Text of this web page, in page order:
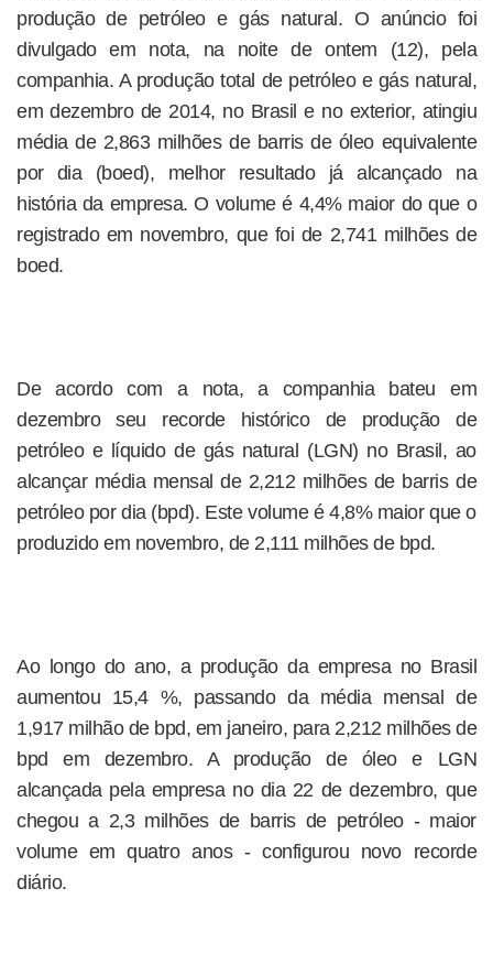
produção de petróleo e gás natural. O anúncio foi
divulgado em nota, na noite de ontem (12), pela
companhia. A produção total de petróleo e gás natural,
em dezembro de 2014, no Brasil e no exterior, atingiu
média de 2,863 milhões de barris de óleo equivalente
por dia (boed), melhor resultado já alcançado na
história da empresa. O volume é 4,4% maior do que o
registrado em novembro, que foi de 2,741 milhões de
boed.
De acordo com a nota, a companhia bateu em
dezembro seu recorde histórico de produção de
petróleo e líquido de gás natural (LGN) no Brasil, ao
alcançar média mensal de 2,212 milhões de barris de
petróleo por dia (bpd). Este volume é 4,8% maior que o
produzido em novembro, de 2,111 milhões de bpd.
Ao longo do ano, a produção da empresa no Brasil
aumentou 15,4 %, passando da média mensal de
1,917 milhão de bpd, em janeiro, para 2,212 milhões de
bpd em dezembro. A produção de óleo e LGN
alcançada pela empresa no dia 22 de dezembro, que
chegou a 2,3 milhões de barris de petróleo - maior
volume em quatro anos - configurou novo recorde
diário.